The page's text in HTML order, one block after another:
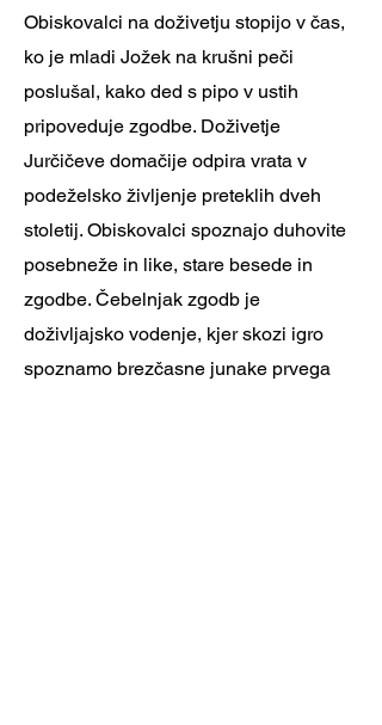
Obiskovalci na doživetju stopijo v čas,
ko je mladi Jožek na krušni peči
poslušal, kako ded s pipo v ustih
pripoveduje zgodbe. Doživetje
Jurčičeve domačije odpira vrata v
podeželsko življenje preteklih dveh
stoletij. Obiskovalci spoznajo duhovite
posebneže in like, stare besede in
zgodbe. Čebelnjak zgodb je
doživljajsko vodenje, kjer skozi igro
spoznamo brezčasne junake prvega